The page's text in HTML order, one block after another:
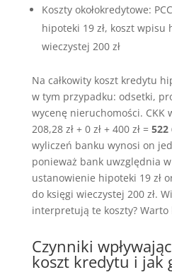
Koszty okołokredytowe:
hipoteki 19 zł, koszt wpisu
wieczystej 200 zł
Na całkowity koszt kredytu
w tym przypadku: odsetki,
wycenę nieruchomości. CKK
208,28 zł + 0 zł + 400 zł = 522
wyliczeń banku wynosi on
ponieważ bank uwzględnia w
ustanowienie hipoteki 19 zł
do księgi wieczystej 200 zł.
interpretują te koszty? Warto
Czynniki
koszt kredytu i jak